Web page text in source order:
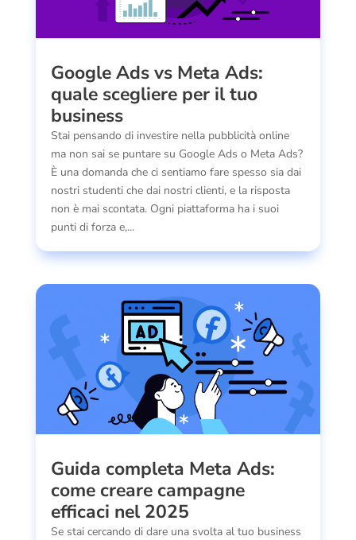
Google Ads vs Meta Ads:
quale scegliere per il tuo
business
Stai pensando di investire nella pubblicità online
ma non sai se puntare su Google Ads o Meta Ads?
È una domanda che ci sentiamo fare spesso sia dai
nostri studenti che dai nostri clienti, e la risposta
non è mai scontata. Ogni piattaforma ha i suoi
punti di forza e,...
Guida completa Meta Ads:
come creare campagne
efficaci nel 2025
Se stai cercando di dare una svolta al tuo business